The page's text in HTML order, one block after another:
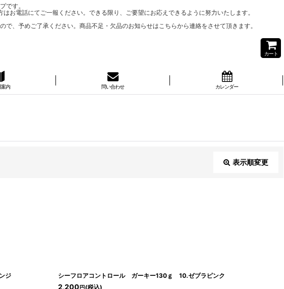
です。
お電話にてご一報ください。できる限り、ご要望にお応えできるように努力いたします。
、予めご了承ください。商品不足・欠品のお知らせはこちらから連絡をさせて頂きます。
カート
案内 問い合わせ カレンダー
表示順変更
ジ シーフロアコントロール ガーキー130ｇ 10.ゼブラピンク
2,200 円 (税込)